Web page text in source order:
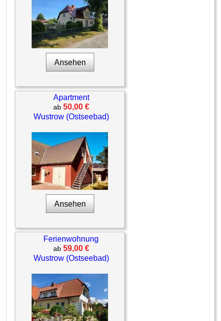
Ansehen
Apartment
ab 50,00 €
Wustrow (Ostseebad)
Ansehen
Ferienwohnung
ab 59,00 €
Wustrow (Ostseebad)